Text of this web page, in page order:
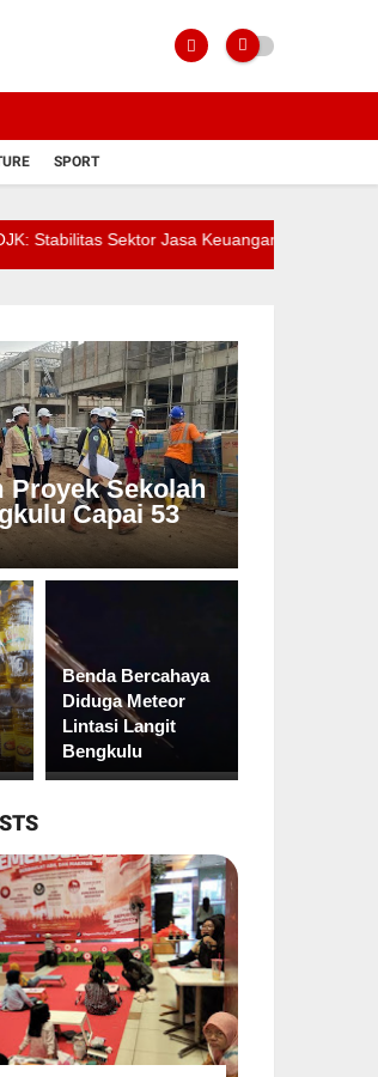
SPORT
Sektor Jasa Keuangan Tetap Terjaga di
Proyek Sekolah
Capai 53
Benda Bercahaya
Diduga Meteor
Lintasi Langit
Bengkulu